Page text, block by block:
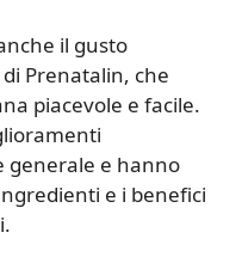
il gusto
Prenatalin, che
piacevole e facile.
generale e hanno
e i benefici